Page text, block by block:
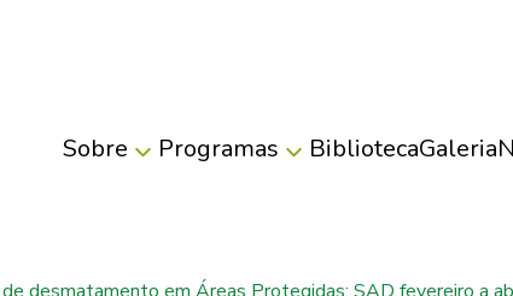
Sobre Programas BibliotecaGaleria